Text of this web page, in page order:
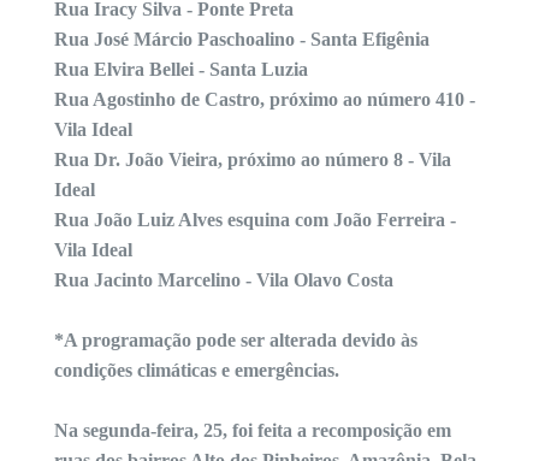
Rua Iracy Silva - Ponte Preta
Rua José Márcio Paschoalino - Santa Efigênia
Rua Elvira Bellei - Santa Luzia
Rua Agostinho de Castro, próximo ao número 410 -
Vila Ideal
Rua Dr. João Vieira, próximo ao número 8 - Vila
Ideal
Rua João Luiz Alves esquina com João Ferreira -
Vila Ideal
Rua Jacinto Marcelino - Vila Olavo Costa
*A programação pode ser alterada devido às
condições climáticas e emergências.
Na segunda-feira, 25, foi feita a recomposição em